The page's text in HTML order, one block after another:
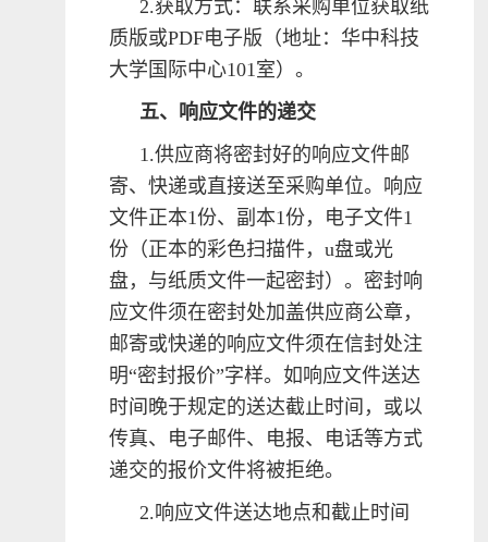
2.获取方式：联系采购单位获取纸
质版或PDF电子版（地址：华中科技
大学国际中心101室）。
五、响应文件的递交
1.供应商将密封好的响应文件邮
寄、快递或直接送至采购单位。响应
文件正本1份、副本1份，电子文件1
份（正本的彩色扫描件，u盘或光
盘，与纸质文件一起密封）。密封响
应文件须在密封处加盖供应商公章，
邮寄或快递的响应文件须在信封处注
明“密封报价”字样。如响应文件送达
时间晚于规定的送达截止时间，或以
传真、电子邮件、电报、电话等方式
递交的报价文件将被拒绝。
2.响应文件送达地点和截止时间